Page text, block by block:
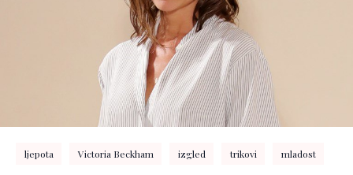
ljepota Victoria Beckham izgled trikovi mladost